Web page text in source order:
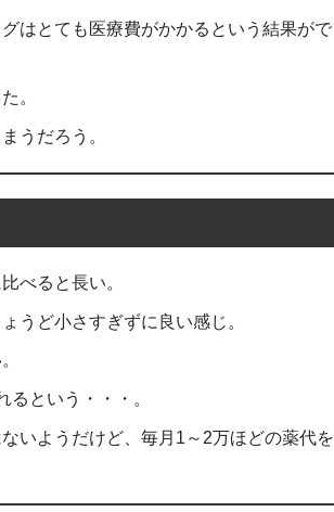
はとても医療費がかかるという結果がで
。
うだろう。
べると長い。
うど小さすぎずに良い感じ。
という・・・。
いようだけど、毎月1～2万ほどの薬代を